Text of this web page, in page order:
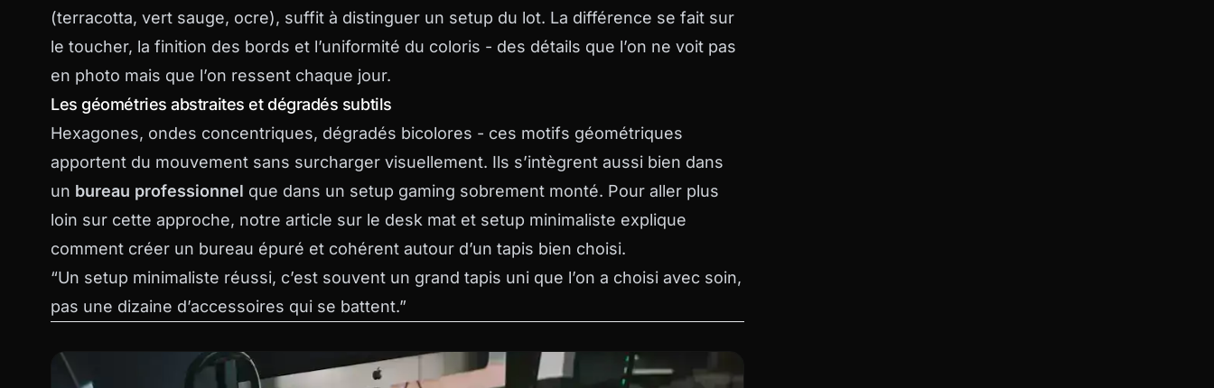
(terracotta, vert sauge, ocre), suffit à distinguer un setup du lot. La différence se fait sur
le toucher, la finition des bords et l’uniformité du coloris - des détails que l’on ne voit pas
en photo mais que l’on ressent chaque jour.
Les géométries abstraites et dégradés subtils
Hexagones, ondes concentriques, dégradés bicolores - ces motifs géométriques
apportent du mouvement sans surcharger visuellement. Ils s’intègrent aussi bien dans
un bureau professionnel que dans un setup gaming sobrement monté. Pour aller plus
loin sur cette approche, notre article sur le desk mat et setup minimaliste explique
comment créer un bureau épuré et cohérent autour d’un tapis bien choisi.
“Un setup minimaliste réussi, c’est souvent un grand tapis uni que l’on a choisi avec soin,
pas une dizaine d’accessoires qui se battent.”